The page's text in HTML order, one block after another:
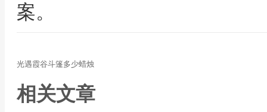
案。
光遇霞谷斗篷多少蜡烛
相关文章